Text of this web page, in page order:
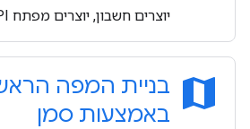
יוצרים חשבון, יוצרים מפתח API ומתחילים לפתח.
map בניית המפה
באמצעות סמן